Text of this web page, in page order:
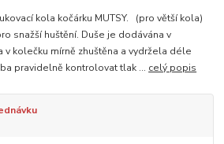
kola kočárku MUTSY. (pro větší kola)
snažší huštění. Duše je dodávána v
v kolečku mírně zhuštěna a vydržela déle
pravidelně kontrolovat tlak ... celý popis